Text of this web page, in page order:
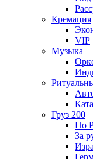
Кремация
VIP
Музыка
Груз 200
По
За